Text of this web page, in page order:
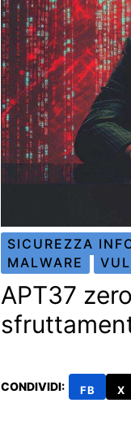
SICUREZZA
MALWARE
APT37
CONDIVIDI: FB X